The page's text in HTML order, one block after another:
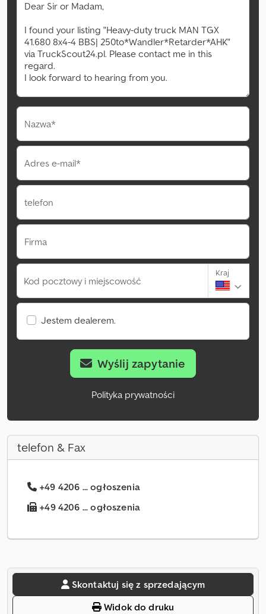
Nazwa*
Adres e-mail*
telefon
Firma
Kod pocztowy i miejscowość
Kraj
Jestem dealerem.
Wyślij zapytanie
Polityka prywatności
telefon & Fax
+49 4206 ... ogłoszenia
+49 4206 ... ogłoszenia
Skontaktuj się z sprzedającym
Widok do druku